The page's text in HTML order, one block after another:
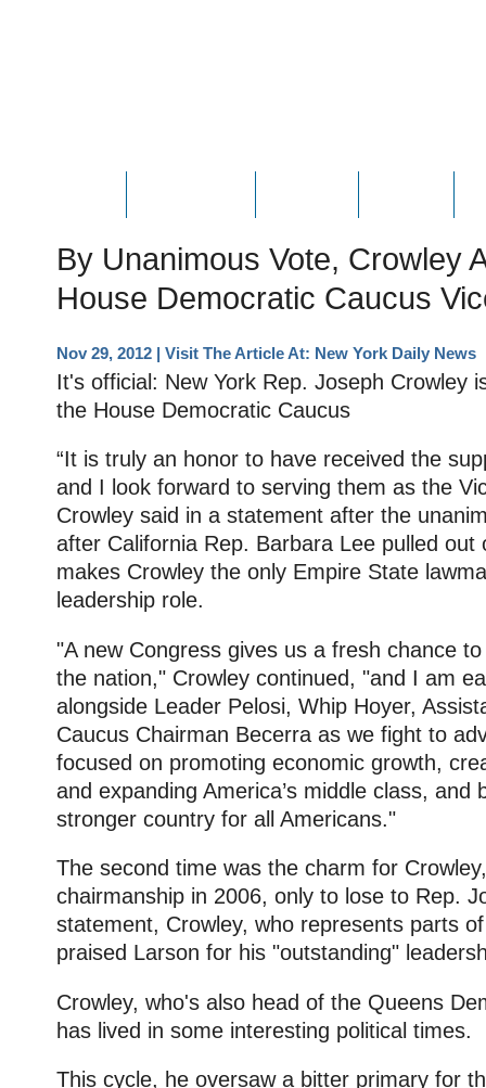
By Unanimous Vote, Crowley
House Democratic Caucus
Nov 29, 2012 | Visit The Article At: New York Daily News
It's official: New York Rep. Joseph Crowley
the House Democratic Caucus
“It is truly an honor to have received the
and I look forward to serving them as the
Crowley said in a statement after the
after California Rep. Barbara Lee pulled out
makes Crowley the only Empire State
leadership role.
"A new Congress gives us a fresh chance
the nation," Crowley continued, "and I am
alongside Leader Pelosi, Whip Hoyer,
Caucus Chairman Becerra as we fight to
focused on promoting economic growth,
and expanding America’s middle class, and
stronger country for all Americans."
The second time was the charm for
chairmanship in 2006, only to lose to Rep.
statement, Crowley, who represents parts
praised Larson for his "outstanding"
Crowley, who's also head of the Queens
has lived in some interesting political times.
This cycle, he oversaw a bitter primary for